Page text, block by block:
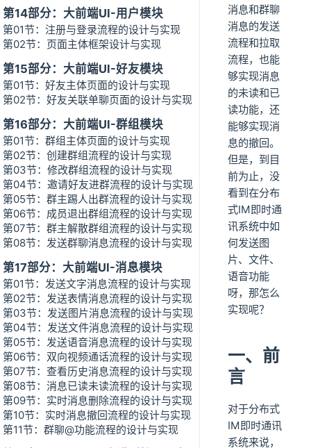
第14部分：大前端UI-用户模块
第01节：注册与登录流程的设计与实现
第02节：页面主体框架设计与实现
第15部分：大前端UI-好友模块
第01节：好友主体页面的设计与实现
第02节：好友关联单聊页面的设计与实现
第16部分：大前端UI-群组模块
第01节：群组主体页面的设计与实现
第02节：创建群组流程的设计与实现
第03节：修改群组流程的设计与实现
第04节：邀请好友进群流程的设计与实现
第05节：群主踢人出群流程的设计与实现
第06节：成员退出群组流程的设计与实现
第07节：群主解散群组流程的设计与实现
第08节：发送群聊消息流程的设计与实现
第17部分：大前端UI-消息模块
第01节：发送文字消息流程的设计与实现
第02节：发送表情消息流程的设计与实现
第03节：发送图片消息流程的设计与实现
第04节：发送文件消息流程的设计与实现
第05节：发送语音消息流程的设计与实现
第06节：双向视频通话流程的设计与实现
第07节：查看历史消息流程的设计与实现
第08节：消息已读未读流程的设计与实现
第09节：实时消息删除流程的设计与实现
第10节：实时消息撤回流程的设计与实现
第11节：群聊@功能流程的设计与实现
消息和群聊
消息的发送
流程和拉取
流程，也能
够实现消息
的未读和已
读功能，还
能够实现消
息的撤回。
但是，到目
前为止，没
看到在分布
式IM即时通
讯系统中如
何发送图
片、文件、
语音功能
呀，那怎么
实现呢？
一、前
言
对于分布式
IM即时通讯
系统来说，